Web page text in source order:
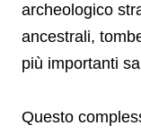
archeologico
ancestrali,
più importanti
Questo